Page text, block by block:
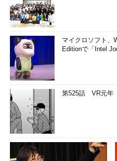
マイクロソフト、
Editionで「Intel
第525話 VR元年